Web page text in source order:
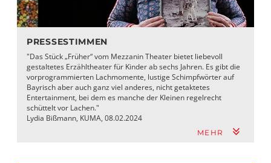
PRESSESTIMMEN
"Das Stück „Früher“ vom Mezzanin Theater bietet liebevoll
gestaltetes Erzähltheater für Kinder ab sechs Jahren. Es gibt die
vorprogrammierten Lachmomente, lustige Schimpfwörter auf
Bayrisch aber auch ganz viel anderes, nicht getaktetes
Entertainment, bei dem es manche der Kleinen regelrecht
schüttelt vor Lachen."
Lydia Bißmann, KUMA, 08.02.2024
MEHR